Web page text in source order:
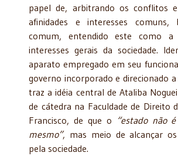
papel de, arbitrando os conflitos
afinidades e interesses
comum, entendido este como a
interesses gerais da sociedade.
aparato empregado em seu
governo incorporado e direcionado
traz a idéia central de Ataliba
de cátedra na Faculdade de Direito
Francisco, de que o “estado não
mesmo”, mas meio de alcançar
pela sociedade.